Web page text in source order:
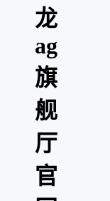
龙
ag
旗
舰
厅
官